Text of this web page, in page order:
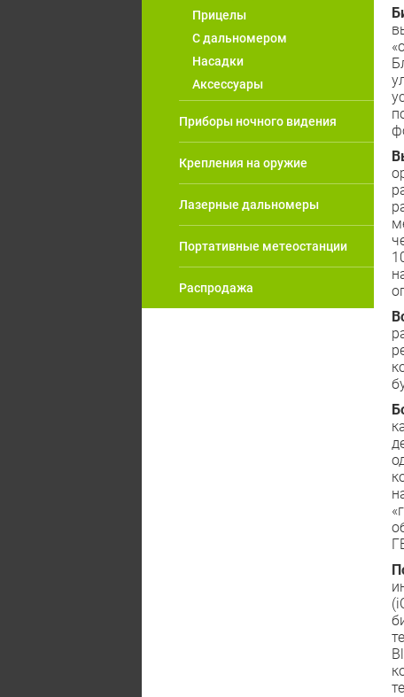
Прицелы
С дальномером
Насадки
Аксессуары
Приборы ночного видения
Крепления на оружие
Лазерные дальномеры
Портативные метеостанции
Распродажа